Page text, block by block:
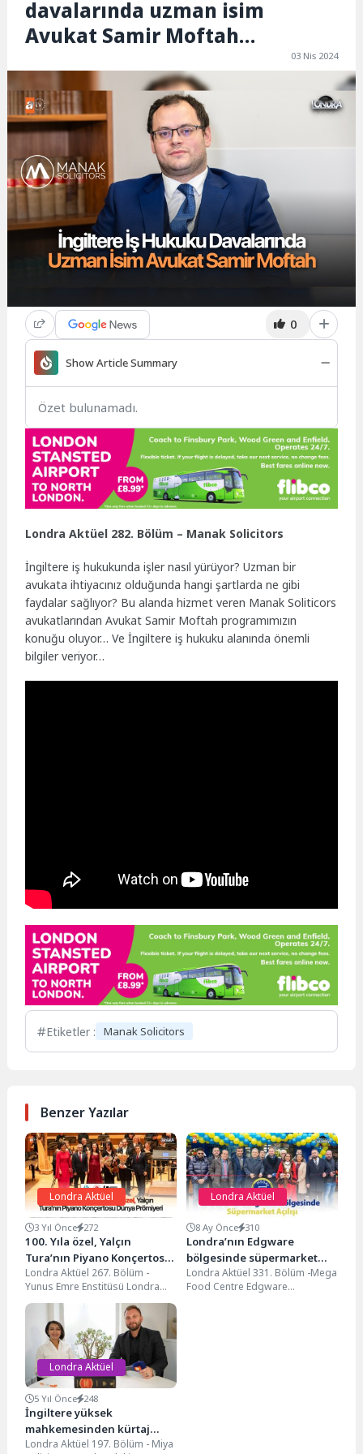
davalarında uzman isim
Avukat Samir Moftah…
03 Nis 2024
0
Show Article Summary
Özet bulunamadı.
Londra Aktüel 282. Bölüm – Manak Solicitors
İngiltere iş hukukunda işler nasıl yürüyor? Uzman bir
avukata ihtiyacınız olduğunda hangi şartlarda ne gibi
faydalar sağlıyor? Bu alanda hizmet veren Manak Soliticors
avukatlarından Avukat Samir Moftah programımızın
konuğu oluyor… Ve İngiltere iş hukuku alanında önemli
bilgiler veriyor…
Etiketler : Manak Solicitors
Benzer Yazılar
Londra Aktüel
3 Yıl Önce 272
100. Yıla özel, Yalçın
Tura’nın Piyano Konçertosu
Dünya Prömiyeri…
Londra Aktüel 267. Bölüm -
Yunus Emre Enstitüsü Londra
Londra’nın merkezinde, Yalçın
Tura’nın Piyano Konçertosu...
Londra Aktüel
8 Ay Önce 310
Londra’nın Edgware
bölgesinde süpermarket
açılışı…
Londra Aktüel 331. Bölüm -Mega
Food Centre Edgware
Londra Aktüel
5 Yıl Önce 248
İngiltere yüksek
mahkemesinden kürtaj
yasasına ilişkin önemli
Londra Aktüel 197. Bölüm - Miya